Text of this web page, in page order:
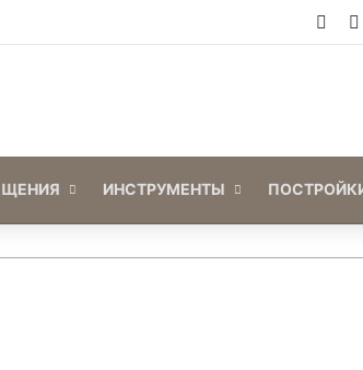
ИНСТРУМЕНТЫ